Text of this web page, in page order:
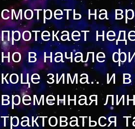
смотреть на
протекает
но в начале
коце зима.. и
временная
трактоваться